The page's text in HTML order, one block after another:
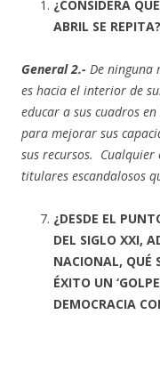
¿CONSIDERA
ABRIL SE REPITA?
General 2.- De ninguna
es hacia el interior de
educar a sus cuadros
para mejorar sus
sus recursos. Cualquier
titulares escandalosos
¿DESDE EL
DEL SIGLO XXI,
NACIONAL, QUÉ
ÉXITO UN
DEMOCRACIA